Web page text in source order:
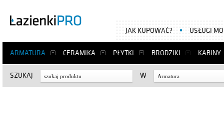
ARMATURA CERAMIKA PŁYTKI BRODZIKI KABINY
JAK KUPOWAĆ? USŁUGI
SZUKAJ W Armatura